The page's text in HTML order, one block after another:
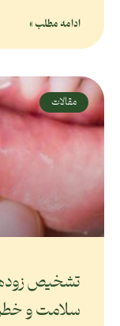
ادامه مطلب »
مقالات
تشخیص
سلامت و